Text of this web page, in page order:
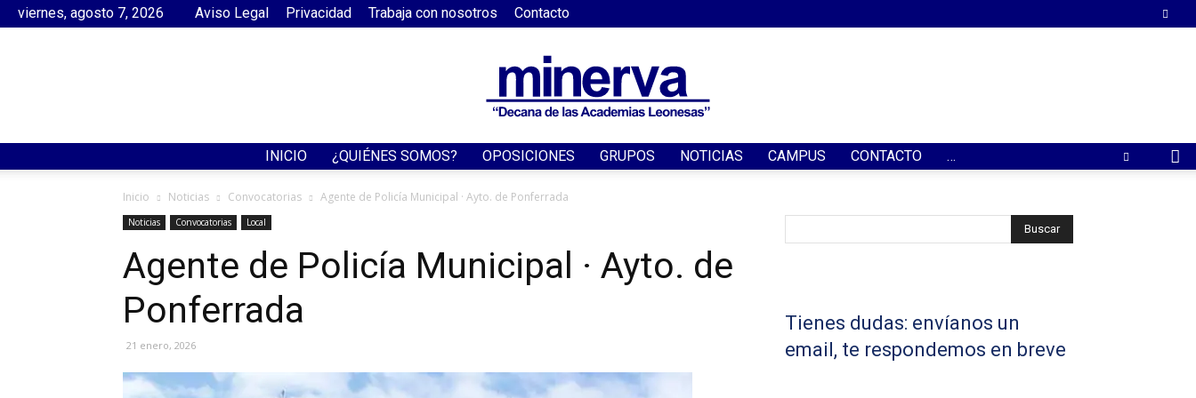
viernes, agosto 7, 2026 Aviso Legal Privacidad Trabaja con nosotros Contacto
INICIO ¿QUIÉNES SOMOS? OPOSICIONES GRUPOS NOTICIAS CAMPUS CONTACTO …
Inicio Noticias Convocatorias Agente de Policía Municipal · Ayto. de Ponferrada
Noticias Convocatorias Local
Agente de Policía Municipal · Ayto. de
Ponferrada
21 enero, 2026
Tienes dudas: envíanos un
email, te respondemos en breve